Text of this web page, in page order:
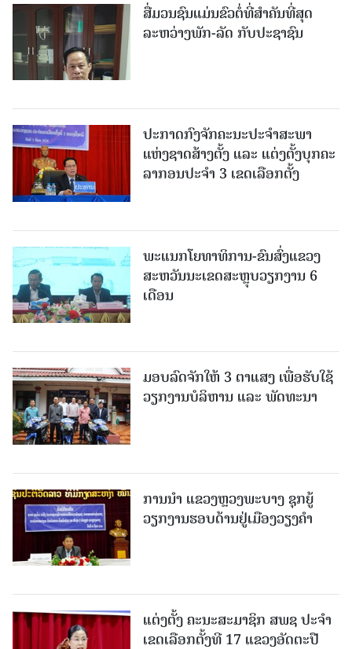
ສື່ມວນຊົນແມ່ນຂົວຕໍ່ທີ່ສໍາຄັນທີ່ສຸດ
ລະຫວ່າງພັກ-ລັດ ກັບປະຊາຊົນ
ປະກາດກົງຈັກຄະນະປະຈໍາສະພາ
ແຫ່ງຊາດສ້າງຕັ້ງ ແລະ ແຕ່ງຕັ້ງບຸກຄະ
ລາກອນປະຈໍາ 3 ເຂດເລືອກຕັ້ງ
ພະແນກໂຍທາທິການ-ຂົນສົ່ງແຂວງ
ສະຫວັນນະເຂດສະຫຼຸບວຽກງານ 6
ເດືອນ
ມອບລົດຈັກໃຫ້ 3 ຕາແສງ ເພື່ອຮັບໃຊ້
ວຽກງານບໍລິຫານ ແລະ ພັດທະນາ
ການນຳ ແຂວງຫຼວງພະບາງ ຊຸກຍູ້
ວຽກງານຮອບດ້ານຢູ່ເມືອງວຽງຄໍາ
ແຕ່ງຕັ້ງ ຄະນະສະມາຊິກ ສພຊ ປະຈຳ
ເຂດເລືອກຕັ້ງທີ 17 ແຂວງອັດຕະປື